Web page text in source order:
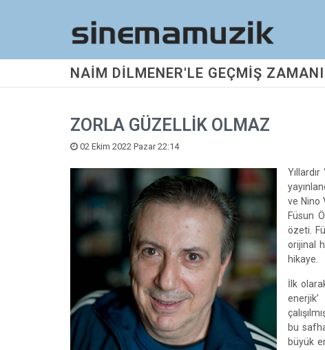
NAİM DİLMENER'LE GEÇMİŞ
ZORLA GÜZELLİK OLMAZ
02 Ekim 2022 Pazar 22:14
ve Nino
Füsun
özeti.
orijinal
hikaye.
İlk
bu
büyük